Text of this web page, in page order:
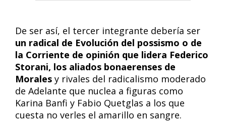
De ser así, el tercer integrante debería ser
un radical de Evolución del possismo o de
la Corriente de opinión que lidera Federico
Storani, los aliados bonaerenses de
Morales y rivales del radicalismo moderado
de Adelante que nuclea a figuras como
Karina Banfi y Fabio Quetglas a los que
cuesta no verles el amarillo en sangre.